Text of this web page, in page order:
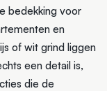
bedekking voor
en
of wit grind liggen
een detail is,
die de